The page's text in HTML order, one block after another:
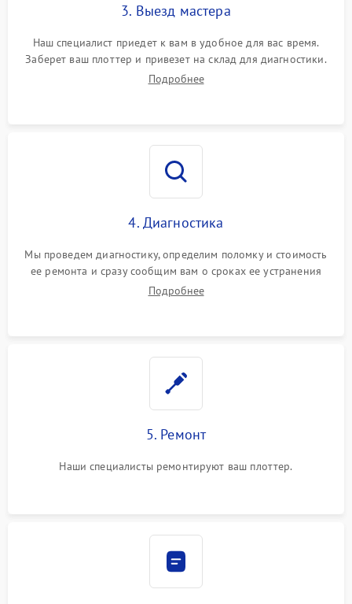
3. Выезд мастера
Наш специалист приедет к вам в удобное для вас время.
Заберет ваш плоттер и привезет на склад для диагностики.
Подробнее
4. Диагностика
Мы проведем диагностику, определим поломку и стоимость
ее ремонта и сразу сообщим вам о сроках ее устранения
Подробнее
5. Ремонт
Наши специалисты ремонтируют ваш плоттер.